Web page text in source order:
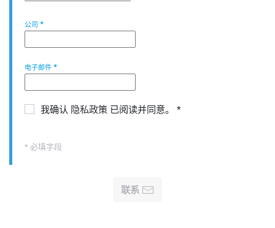
公司 *
电子邮件 *
我确认 隐私政策 已阅读并同意。 *
* 必填字段
联系